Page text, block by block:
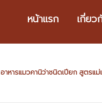
หน้าแรก เกี่ยว
อาหารแมวคานิว่าชนิดเปียก สูตรแ